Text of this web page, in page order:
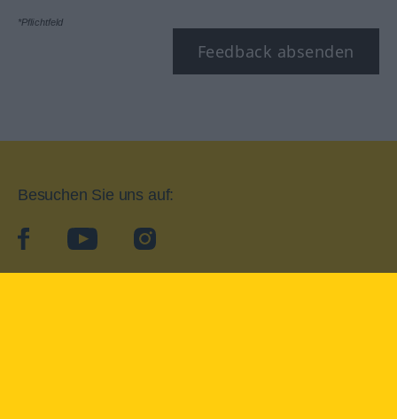
*Pflichtfeld
Feedback absenden
Besuchen Sie uns auf:
facebookYouTube Instagram